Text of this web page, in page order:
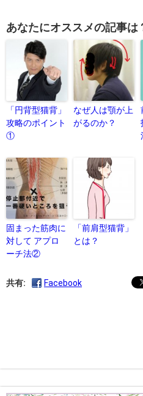
あなたにオススメの記事は
「円背型猫背」
攻略のポイント
①
なぜ人は顎が上
がるのか？
固まった筋肉に
対して アプロ
ーチ法②
「前肩型猫背」
とは？
共有: Facebook